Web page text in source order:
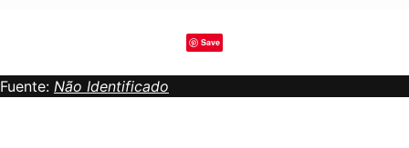
Save
Fuente: Não Identificado